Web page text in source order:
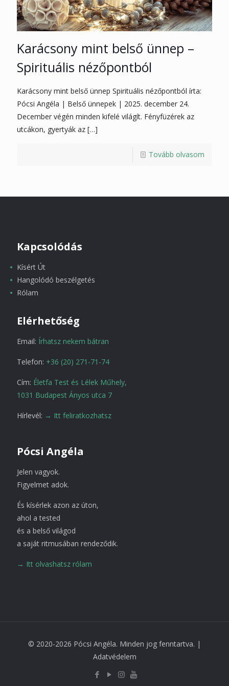
Karácsony mint belső ünnep –
Spirituális nézőpontból
Karácsony mint belső ünnep Spirituális nézőpontból írta:
Pócsi Angéla | Belső ünnepek | 2025. december 24.
December végén minden kifelé világít. Fényfüzérek az
utcákon, gyertyák az […]
Tovább olvasom
Kapcsolódás
Kísért Út
Hangolódó beszélgetés
Rólam
Elérhetőség
Email: Írhatsz nekem bátran
Telefon: +36 (20) 271-71-74
Cím: Életfa Test és Lélek Műhely,
1031 Budapest Ányos utca 7
Hírlevél: → Itt feliratkozhatsz
Pócsi Angéla
Jelen vagyok.
Figyelmet adok.
És kísérlek azon az úton,
ahol a tested
és a belső világod
a saját ritmusában rendeződik.
→ Itt olvashatsz rólam
© 2020-2026 Pócsi Angéla. Minden jog fenntartva. |
Adatvédelem